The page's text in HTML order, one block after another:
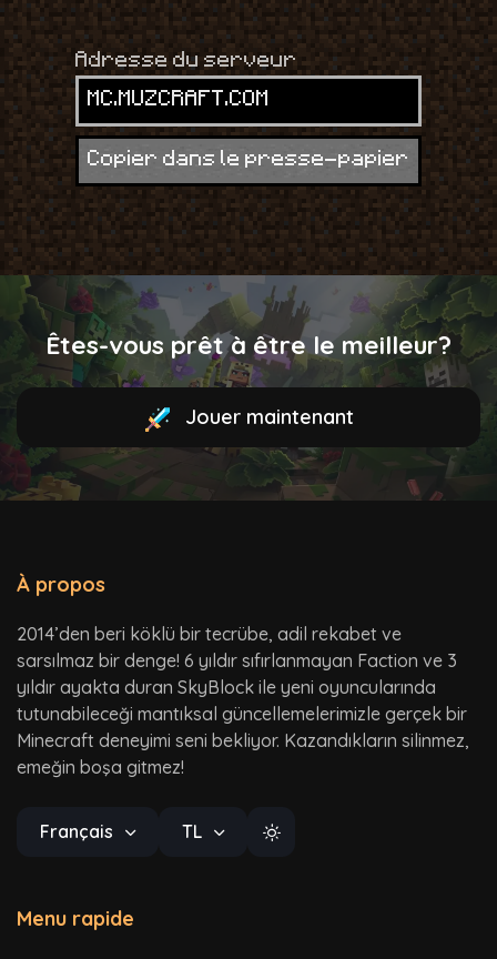
Adresse du serveur
MC.MUZCRAFT.COM
Copier dans le presse-papier
Êtes-vous prêt à être le meilleur?
Jouer maintenant
À propos
2014’den beri köklü bir tecrübe, adil rekabet ve
sarsılmaz bir denge! 6 yıldır sıfırlanmayan Faction ve 3
yıldır ayakta duran SkyBlock ile yeni oyuncularında
tutunabileceği mantıksal güncellemelerimizle gerçek bir
Minecraft deneyimi seni bekliyor. Kazandıkların silinmez,
emeğin boşa gitmez!
Français TL
Menu rapide